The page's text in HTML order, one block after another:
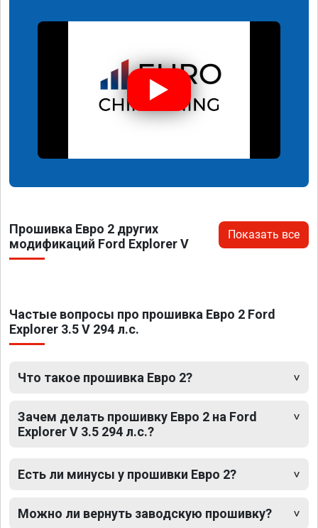
Прошивка Евро 2 других
модификаций Ford Explorer V
Показать все
Частые вопросы про прошивка Евро 2 Ford
Explorer 3.5 V 294 л.с.
Что такое прошивка Евро 2?
Зачем делать прошивку Евро 2 на Ford
Explorer V 3.5 294 л.с.?
Есть ли минусы у прошивки Евро 2?
Можно ли вернуть заводскую прошивку?